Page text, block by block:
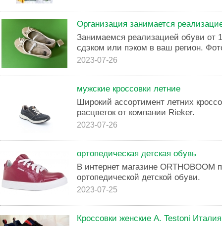
Организация занимается
Занимаемся реализацией обуви от
сдэком или пэком в ваш регион.
2023-07-26
мужские кроссовки летние
Широкий ассортимент летних
расцветок от компании Rieker.
2023-07-26
ортопедическая детская обувь
В интернет магазине
ортопедической детской обуви.
2023-07-25
Кроссовки женские A. Testoni Италия